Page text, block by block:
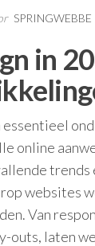
SPRINGWEBBE
in
essentieel
online
trends
websites
Van
outs, laten